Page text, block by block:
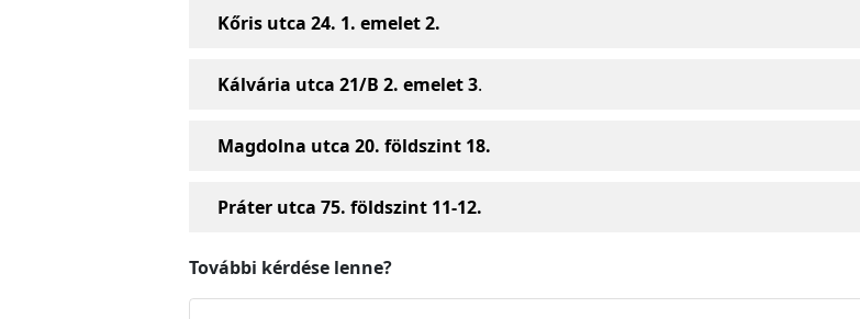
Kőris utca 24. 1. emelet 2.
Kálvária utca 21/B 2. emelet 3.
Magdolna utca 20. földszint 18.
Práter utca 75. földszint 11-12.
További kérdése lenne?